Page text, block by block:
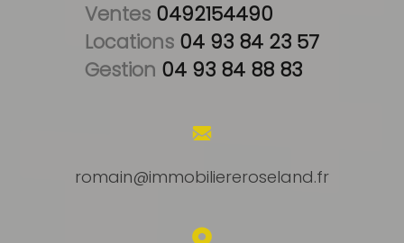
Ventes 0492154490
Locations 04 93 84 23 57
Gestion 04 93 84 88 83
romain@immobiliereroseland.fr